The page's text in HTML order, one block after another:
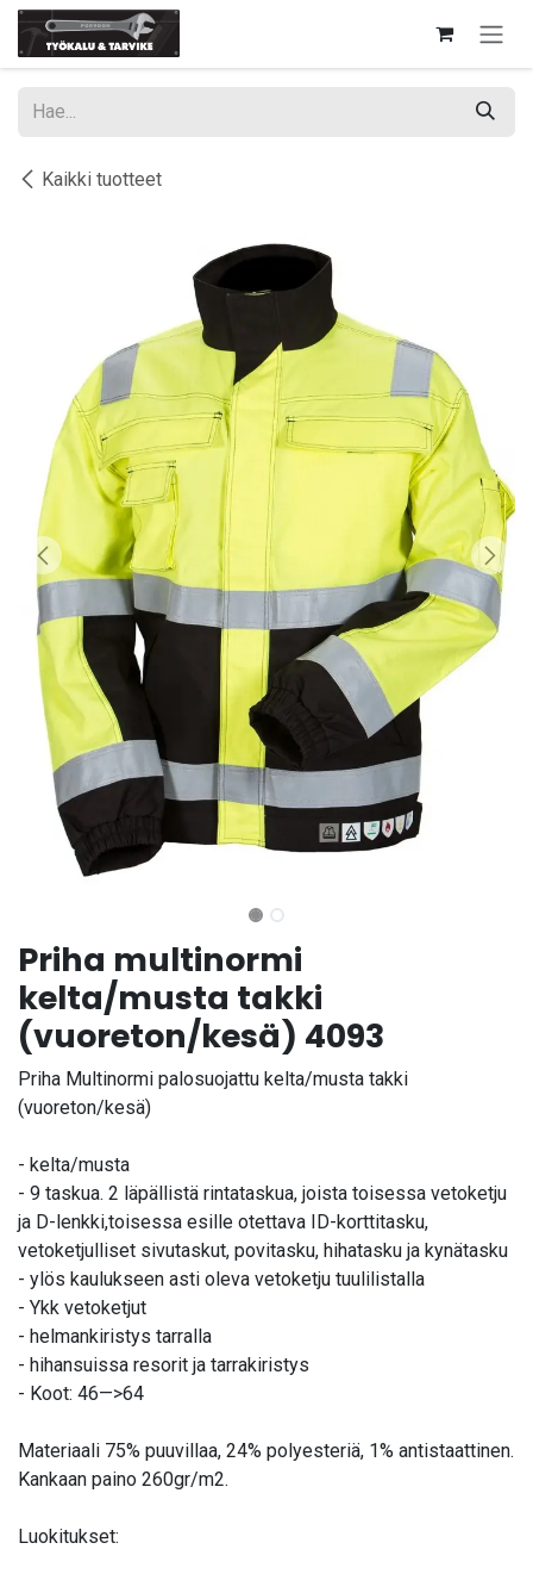
Siirry sisältöön
Kaikki tuotteet
Priha multinormi
kelta/musta takki
(vuoreton/kesä) 4093
​Priha Multinormi palosuojattu kelta/musta takki
(vuoreton/kesä)
- kelta/musta
- 9 taskua. 2 läpällistä rintataskua, joista toisessa vetoketju
ja D-lenkki,toisessa esille otettava ID-korttitasku,
vetoketjulliset sivutaskut, povitasku, hihatasku ja kynätasku
- ylös kaulukseen asti oleva vetoketju tuulilistalla
- Ykk vetoketjut
- helmankiristys tarralla
- hihansuissa resorit ja tarrakiristys
- Koot: 46—>64
Materiaali 75% puuvillaa, 24% polyesteriä, 1% antistaattinen.
Kankaan paino 260gr/m2.
Luokitukset: